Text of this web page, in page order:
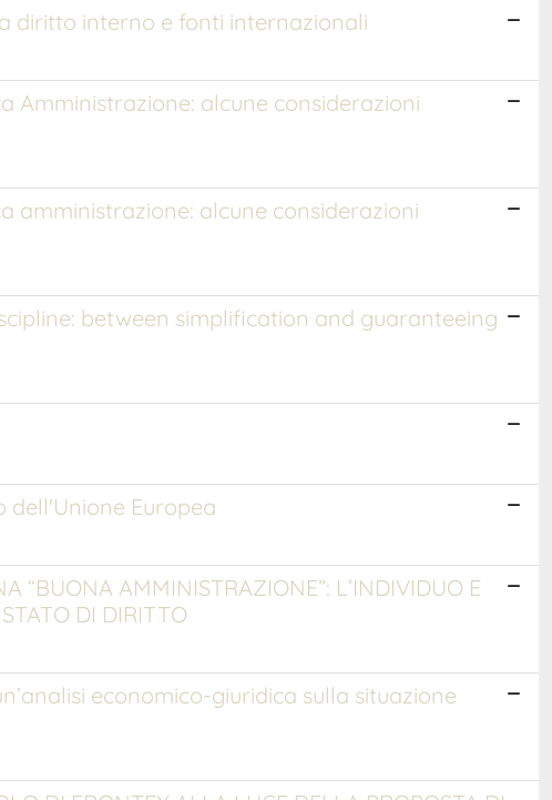
diritto interno e fonti internazionali
Amministrazione: alcune considerazioni
amministrazione: alcune considerazioni
between simplification and guaranteeing
Europea
“BUONA AMMINISTRAZIONE”: L’INDIVIDUO E
DI DIRITTO
economico-giuridica sulla situazione